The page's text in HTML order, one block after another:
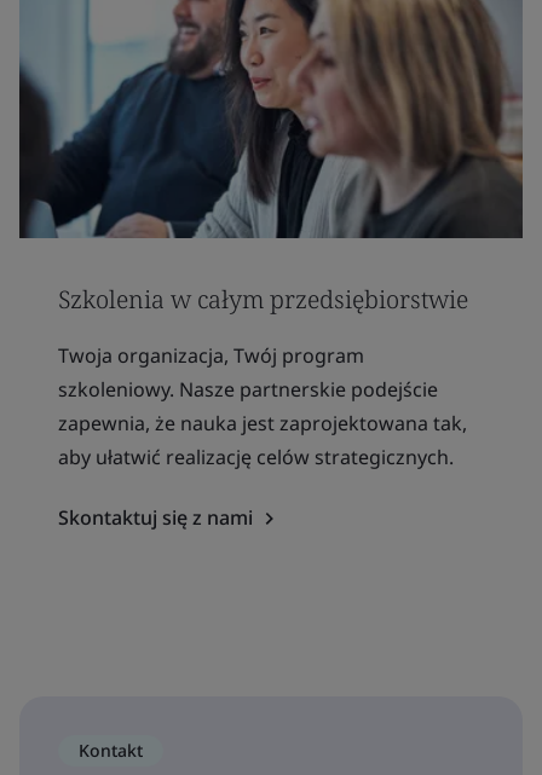
Szkolenia w całym przedsiębiorstwie
Twoja organizacja, Twój program
szkoleniowy. Nasze partnerskie podejście
zapewnia, że nauka jest zaprojektowana tak,
aby ułatwić realizację celów strategicznych.
Skontaktuj się z nami
Kontakt